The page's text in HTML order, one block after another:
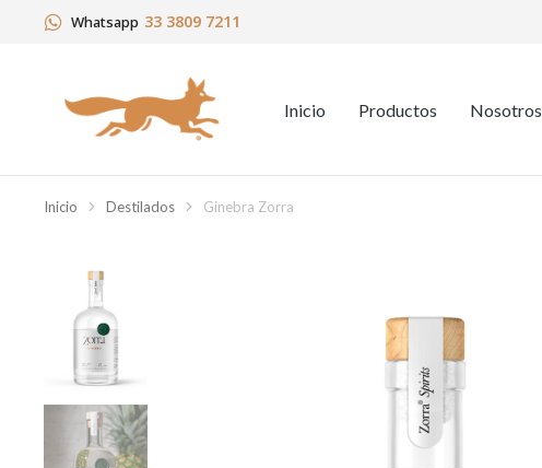
Whatsapp 33 3809 7211
Inicio Productos Nosotros
Estás aquí:
Inicio Destilados Ginebra Zorra